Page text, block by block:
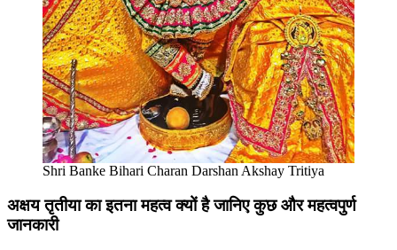
Shri Banke Bihari Charan Darshan Akshay Tritiya
अक्षय तृतीया का इतना महत्व क्यों है जानिए कुछ और महत्वपुर्ण
जानकारी